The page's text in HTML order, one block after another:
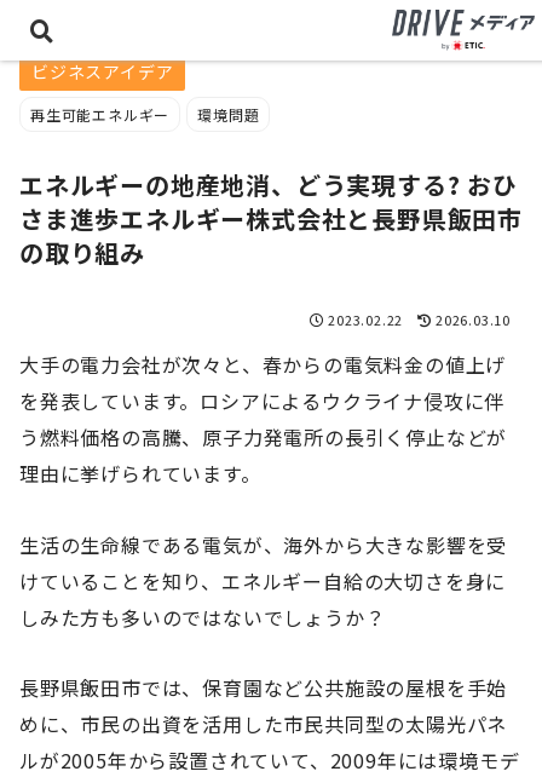
ビジネスアイデア
再生可能エネルギー 環境問題
エネルギーの地産地消、どう実現する? おひ
さま進歩エネルギー株式会社と長野県飯田市
の取り組み
2023.02.22 2026.03.10
大手の電力会社が次々と、春からの電気料金の値上げ
を発表しています。ロシアによるウクライナ侵攻に伴
う燃料価格の高騰、原子力発電所の長引く停止などが
理由に挙げられています。
生活の生命線である電気が、海外から大きな影響を受
けていることを知り、エネルギー自給の大切さを身に
しみた方も多いのではないでしょうか？
長野県飯田市では、保育園など公共施設の屋根を手始
めに、市民の出資を活用した市民共同型の太陽光パネ
ルが2005年から設置されていて、2009年には環境モデ